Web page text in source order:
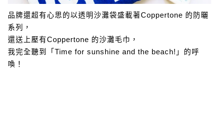
品牌還超有心思的以透明沙灘袋盛載著Coppertone 的防曬
系列，
還送上壓有Coppertone 的沙灘毛巾，
我完全聽到「Time for sunshine and the beach!」的呼
喚！